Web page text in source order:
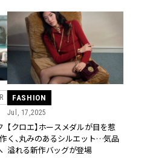
FASHION
Jul, 17,2025
【クロエ】ホースメダルが目を惹
く、丸みのあるシルエット…気品
溢れる新作バッグが登場